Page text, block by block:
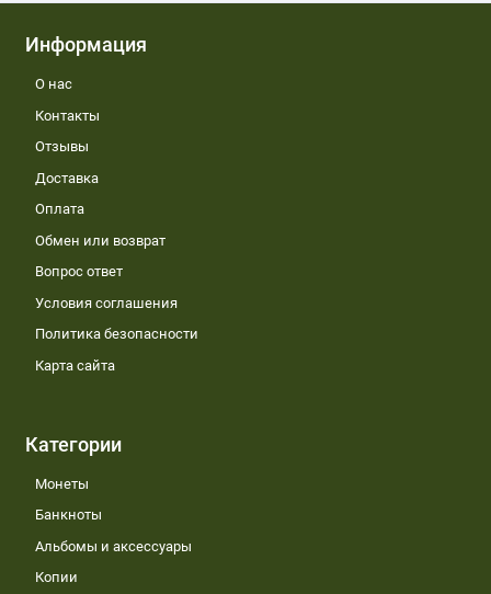
Информация
О нас
Контакты
Отзывы
Доставка
Оплата
Обмен или возврат
Вопрос ответ
Условия соглашения
Политика безопасности
Карта сайта
Категории
Монеты
Банкноты
Альбомы и аксессуары
Копии